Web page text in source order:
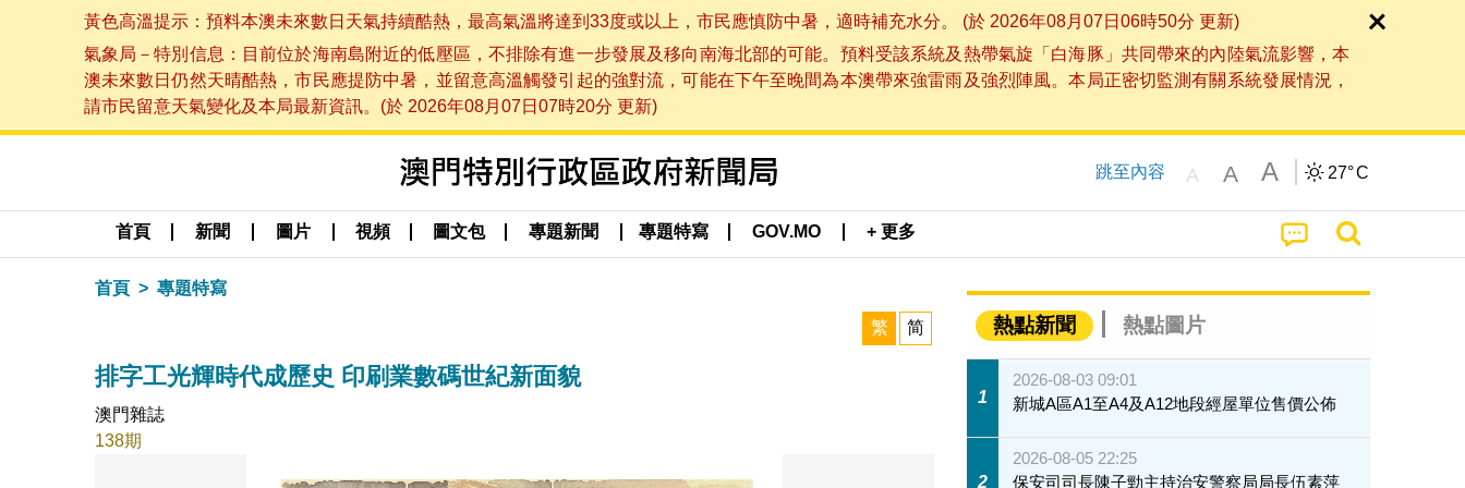
黃色高溫提示：預料本澳未來數日天氣持續酷熱，最高氣溫將達到33度或以上，市民應慎防中暑，適時補充水分。 (於 2026年08月07日06時50分 更新)
氣象局－特別信息：目前位於海南島附近的低壓區，不排除有進一步發展及移向南海北部的可能。預料受該系統及熱帶氣旋「白海豚」共同帶來的內陸氣流影響，本
澳未來數日仍然天晴酷熱，市民應提防中暑，並留意高溫觸發引起的強對流，可能在下午至晚間為本澳帶來強雷雨及強烈陣風。本局正密切監測有關系統發展情況，
請市民留意天氣變化及本局最新資訊。(於 2026年08月07日07時20分 更新)
跳至內容 A A A 27°C
首頁 新聞 圖片 視頻 圖文包 專題新聞 專題特寫 GOV.MO + 更多
首頁 專題特寫
繁 简
排字工光輝時代成歷史 印刷業數碼世紀新面貌
澳門雜誌
138期
熱點新聞 熱點圖片
1
2026-08-03 09:01
新城A區A1至A4及A12地段經屋單位售價公佈
2
2026-08-05 22:25
保安司司長陳子勁主持治安警察局局長伍素萍